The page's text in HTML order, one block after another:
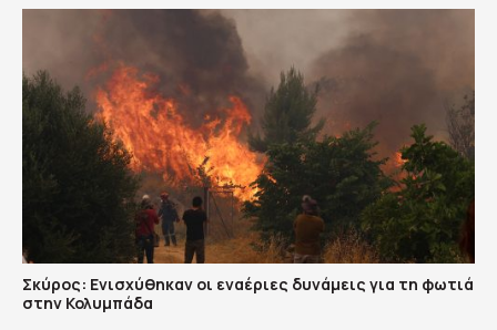
Σκύρος: Ενισχύθηκαν οι εναέριες δυνάμεις για τη φωτιά
στην Κολυμπάδα